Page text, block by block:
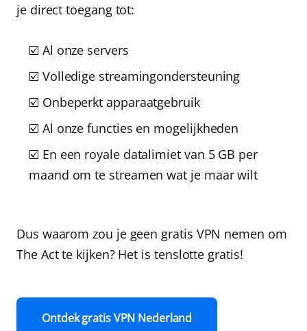
je direct toegang tot:
☑️ Al onze servers
☑️ Volledige streamingondersteuning
☑️ Onbeperkt apparaatgebruik
☑️ Al onze functies en mogelijkheden
☑️ En een royale datalimiet van 5 GB per
maand om te streamen wat je maar wilt
Dus waarom zou je geen gratis VPN nemen om
The Act te kijken? Het is tenslotte gratis!
Ontdek gratis VPN Nederland